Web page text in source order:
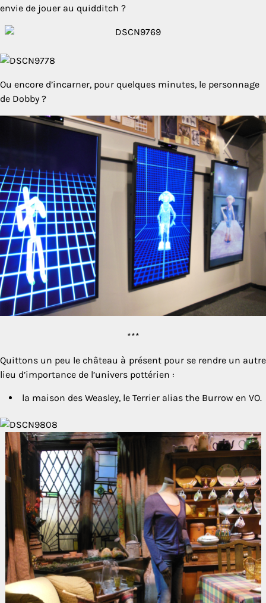
envie de jouer au quidditch ?
Ou encore d’incarner, pour quelques minutes, le personnage
de Dobby ?
***
Quittons un peu le château à présent pour se rendre un autre
lieu d’importance de l’univers pottérien :
la maison des Weasley, le Terrier alias the Burrow en VO.